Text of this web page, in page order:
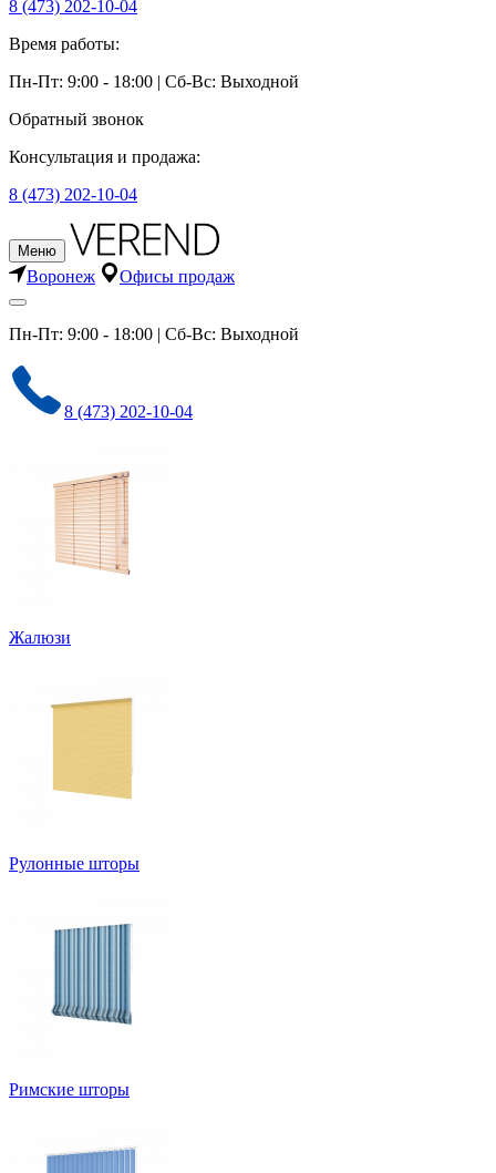
8 (473) 202-10-04
Время работы:
Пн-Пт: 9:00 - 18:00 | Сб-Вс: Выходной
Обратный звонок
Консультация и продажа:
8 (473) 202-10-04
Меню
Воронеж Офисы продаж
Пн-Пт: 9:00 - 18:00 | Сб-Вс: Выходной
8 (473) 202-10-04
Жалюзи
Рулонные шторы
Римские шторы